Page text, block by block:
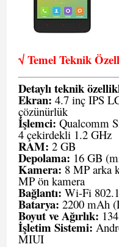
√ Temel Teknik Öze
Detaylı teknik
Ekran: 4.7 inç IPS
çözünürlük
İşlemci: Qualcomm
4 çekirdekli 1.2 GHz
RAM: 2 GB
Depolama: 16 GB
Kamera: 8 MP arka
MP ön kamera
Bağlantı: Wi-Fi
Batarya: 2200 mAh
Boyut ve Ağırlık:
İşletim Sistemi:
MIUI